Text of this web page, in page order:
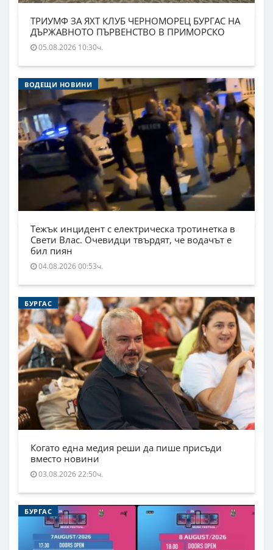
ТРИУМФ ЗА ЯХТ КЛУБ ЧЕРНОМОРЕЦ БУРГАС НА
ДЪРЖАВНОТО ПЪРВЕНСТВО В ПРИМОРСКО
05.08.2026 10:30ч.
ВОДЕЩИ НОВИНИ
Тежък инцидент с електрическа тротинетка в
Свети Влас. Очевидци твърдят, че водачът е
бил пиян
04.08.2026 00:53ч.
БУРГАС
Когато една медия реши да пише присъди
вместо новини
03.08.2026 22:50ч.
БУРГАС